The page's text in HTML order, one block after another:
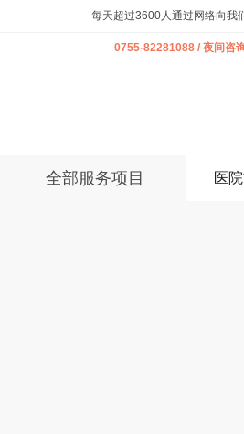
每天超过3600人通过网络向我
0755-82281088 / 夜间咨
全部服务项目 医